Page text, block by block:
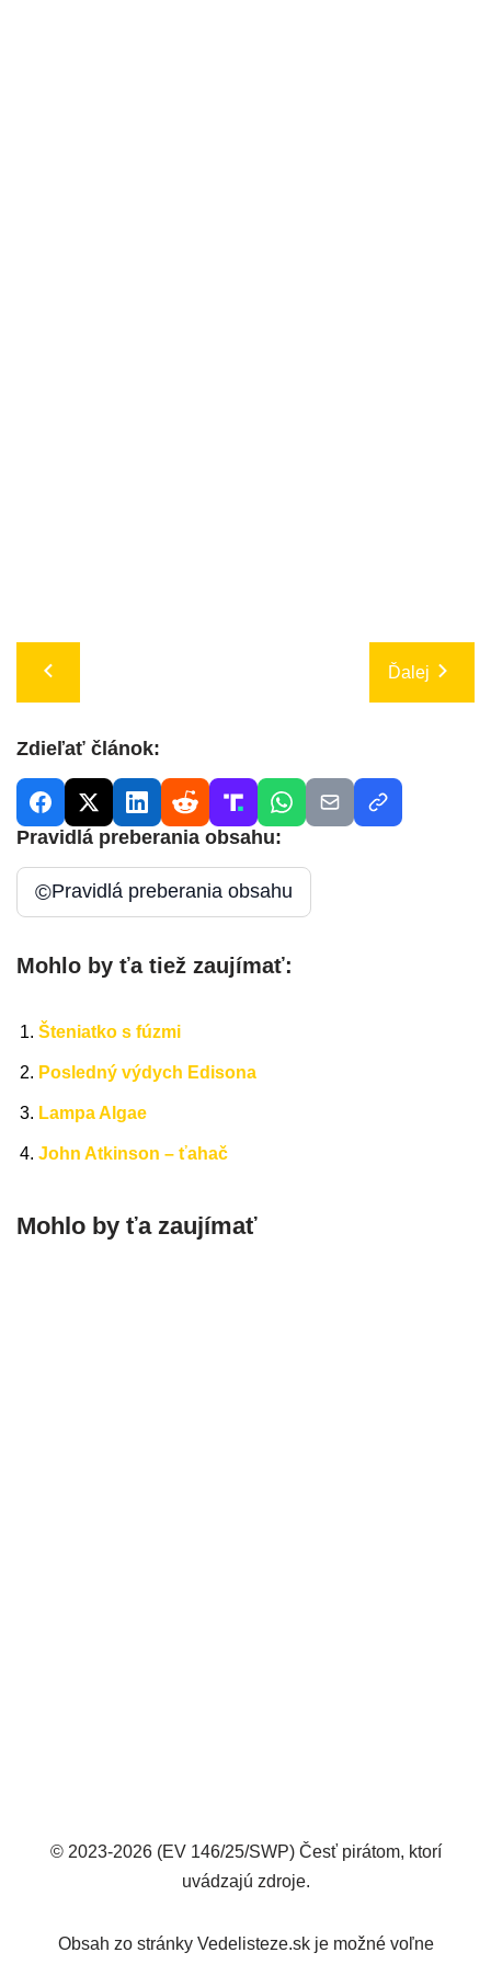
Ďalej
Zdieľať článok:
Pravidlá preberania obsahu:
©Pravidlá preberania obsahu
Mohlo by ťa tiež zaujímať:
Šteniatko s fúzmi
Posledný výdych Edisona
Lampa Algae
John Atkinson – ťahač
Mohlo by ťa zaujímať
© 2023-2026 (EV 146/25/SWP) Česť pirátom, ktorí
uvádzajú zdroje.
Obsah zo stránky Vedelisteze.sk je možné voľne